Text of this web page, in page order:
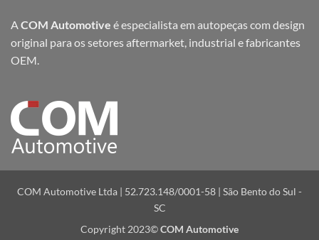
ACOM Automotive é especialista em autopeças com design
original para os setores aftermarket, industrial e fabricantes
OEM.
COM Automotive Ltda | 52.723.148/0001-58 | São Bento do Sul -
SC
Copyright 2023©COM Automotive